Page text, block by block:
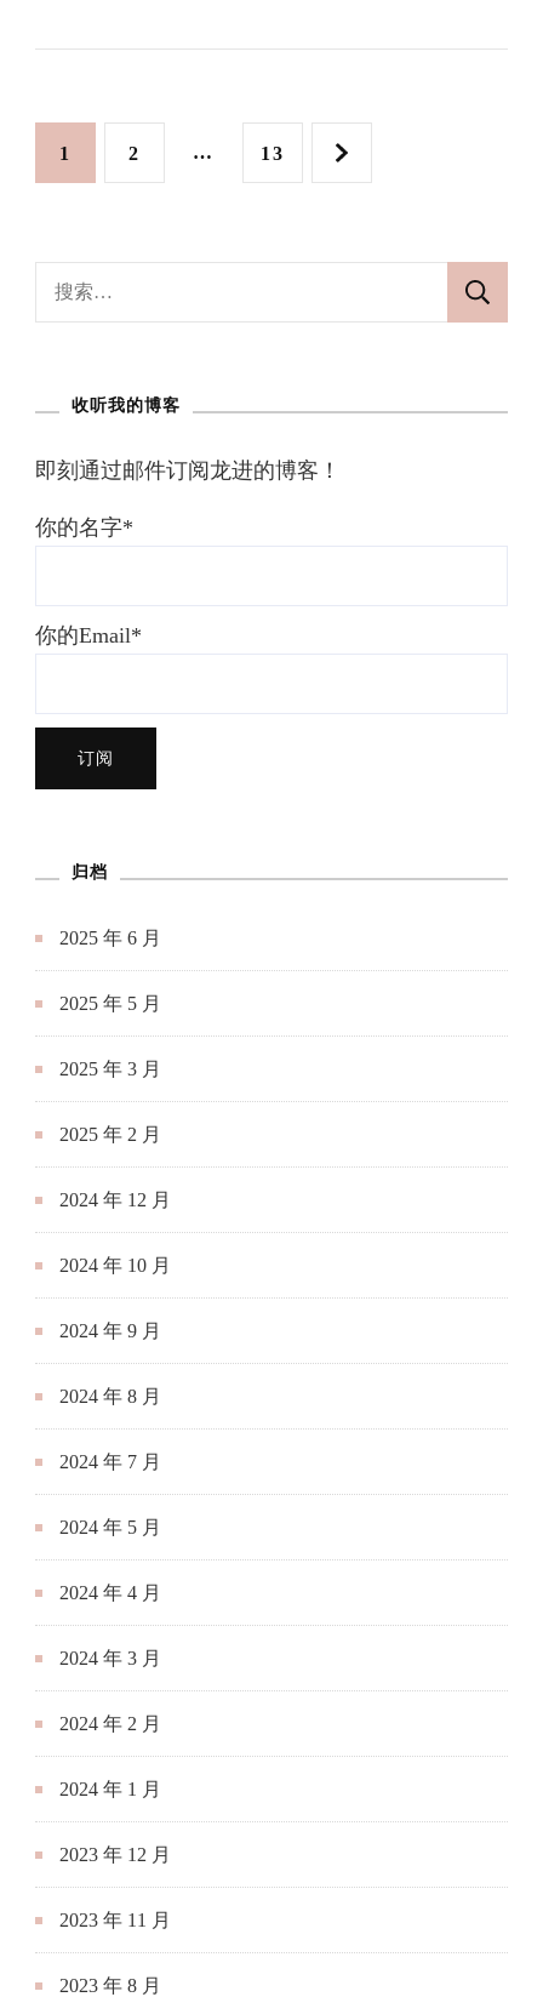
文
分
页
网
1 网
2 … 网
13
收听我的博客
即刻通过邮件订阅龙进的博客！
你的名字*
你的Email*
归档
2025 年 6 月
2025 年 5 月
2025 年 3 月
2025 年 2 月
2024 年 12 月
2024 年 10 月
2024 年 9 月
2024 年 8 月
2024 年 7 月
2024 年 5 月
2024 年 4 月
2024 年 3 月
2024 年 2 月
2024 年 1 月
2023 年 12 月
2023 年 11 月
2023 年 8 月